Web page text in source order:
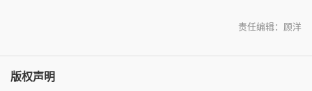
责任编辑：顾洋
版权声明